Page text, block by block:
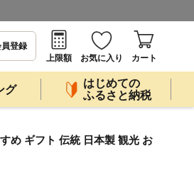
登録
上限額
お気に入り カート
グ
はじめての
ふるさと納税
め ギフト 伝統 日本製 観光 お